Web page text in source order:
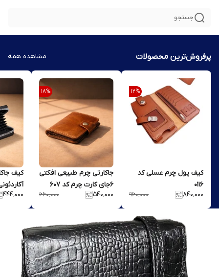
جستجو
پرفروش‌ترین محصولات مشاهده همه
12%
کیف پول چرم عسلی کد
۰۱۱۶
۸۴۰٬۰۰۰
۹۶۰٬۰۰۰
18%
جاکارتی چرم طبیعی افکتی
۶جای کارت چرم کد ۶۰۷
۵۴۰٬۰۰۰
۶۶۰٬۰۰۰
کیف
۴۴۴٬۰۰۰